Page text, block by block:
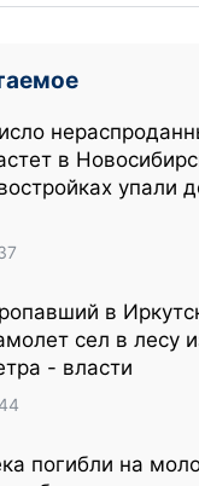
в
упали
в
сел в лесу
- власти
погибли на